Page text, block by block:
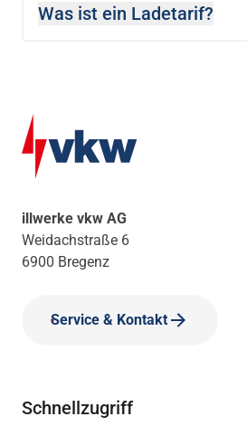
Was ist ein Ladetarif?
illwerke vkw AG
Weidachstraße 6
6900 Bregenz
Service & Kontakt
Schnellzugriff